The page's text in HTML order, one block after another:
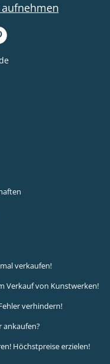
aufnehmen
verkaufen!
Verkauf von Kunstwerken!
verhindern!
ankaufen?
Höchstpreise erzielen!